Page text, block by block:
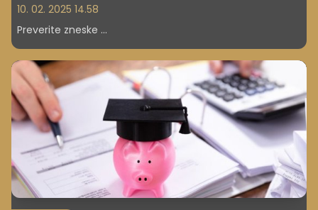
10. 02. 2025 14.58
Preverite zneske ...